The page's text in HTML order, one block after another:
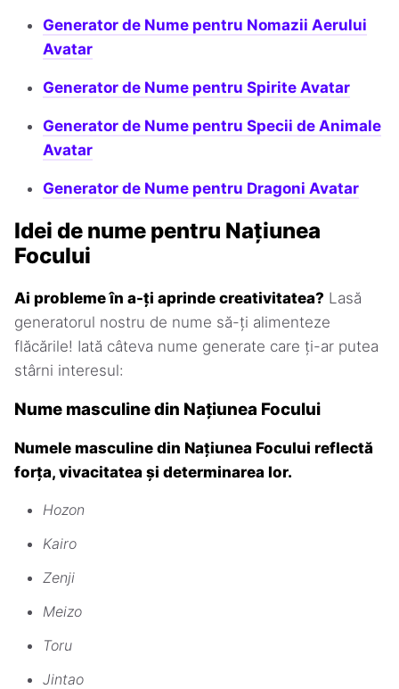
Generator de Nume pentru Nomazii Aerului
Avatar
Generator de Nume pentru Spirite Avatar
Generator de Nume pentru Specii de Animale
Avatar
Generator de Nume pentru Dragoni Avatar
Idei de nume pentru Națiunea
Focului
Ai probleme în a-ți aprinde creativitatea? Lasă
generatorul nostru de nume să-ți alimenteze
flăcările! Iată câteva nume generate care ți-ar putea
stârni interesul:
Nume masculine din Națiunea Focului
Numele masculine din Națiunea Focului reflectă
forța, vivacitatea și determinarea lor.
Hozon
Kairo
Zenji
Meizo
Toru
Jintao